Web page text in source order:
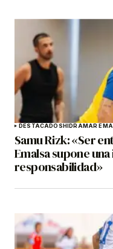
DESTACADOSHIDRAMAR
Samu Rizk: «Ser
Emalsa supone
responsabilidad»